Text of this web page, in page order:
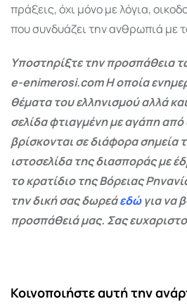
πράξεις, όχι μόνο με λόγια,
που συνδυάζει την ανθρωπιά με
Υποστηρίξτε την προσπάθεια
e-enimerosi.com Η οποία
θέματα του ελληνισμού αλλά
σελίδα φτιαγμένη με αγάπη
βρίσκονται σε διάφορα
ιστοσελίδα της διασποράς με
το κρατίδιο της Βόρειας
την δική σας δωρεάεδώγια να
προσπάθειά μας. Σας
Κοινοποιήστε αυτή την